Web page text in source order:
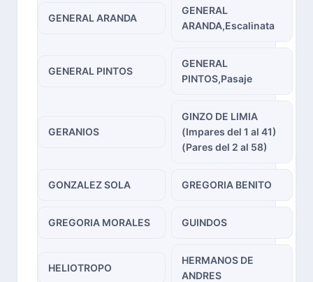
GENERAL ARANDA
GENERAL
ARANDA,Escalinata
GENERAL PINTOS
GENERAL
PINTOS,Pasaje
GERANIOS
GINZO DE LIMIA
(Impares del 1 al 41)
(Pares del 2 al 58)
GONZALEZ SOLA GREGORIA BENITO
GREGORIA MORALES GUINDOS
HELIOTROPO
HERMANOS DE
ANDRES